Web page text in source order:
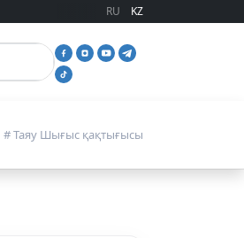
RU KZ
# Таяу Шығыс қақтығысы